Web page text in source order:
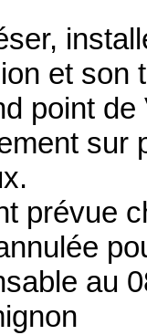
et son
point
sur
prévue
au